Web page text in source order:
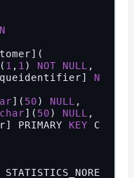
( 1 , 1 ) NOT NULL ,
N
]( 50) NULL ,
]( 50) NULL ,
PRIMARY KEY C